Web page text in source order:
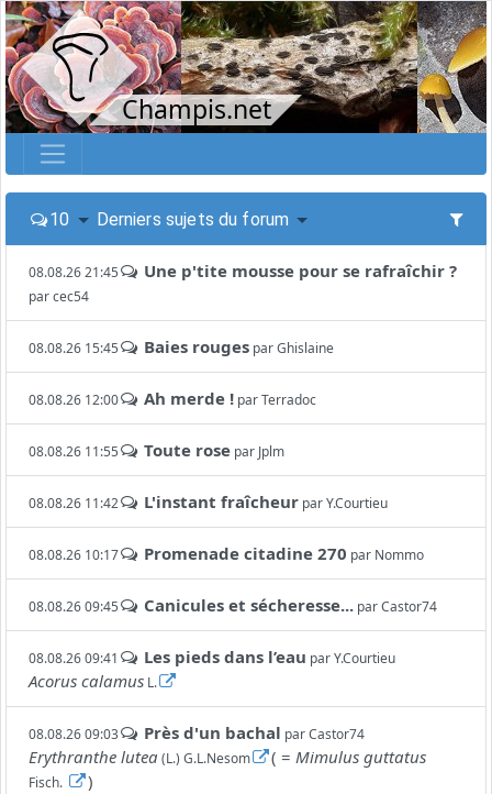
Champis.net
10 Derniers sujets du forum
08.08.26 21:45 Une p'tite mousse pour se rafraîchir ?
parcec54
08.08.26 15:45 Baies rouges parGhislaine
08.08.26 12:00 Ah merde ! parTerradoc
08.08.26 11:55 Toute rose par Jplm
08.08.26 11:42 L'instant fraîcheur parY.Courtieu
08.08.26 10:17 Promenade citadine 270 par Nommo
08.08.26 09:45 Canicules et sécheresse... parCastor74
08.08.26 09:41 Les pieds dans l’eau parY.Courtieu
Acorus calamus L.
08.08.26 09:03 Près d'un bachal parCastor74
Erythranthe lutea(L.) G.L.Nesom ( =Mimulus guttatus
Fisch. )